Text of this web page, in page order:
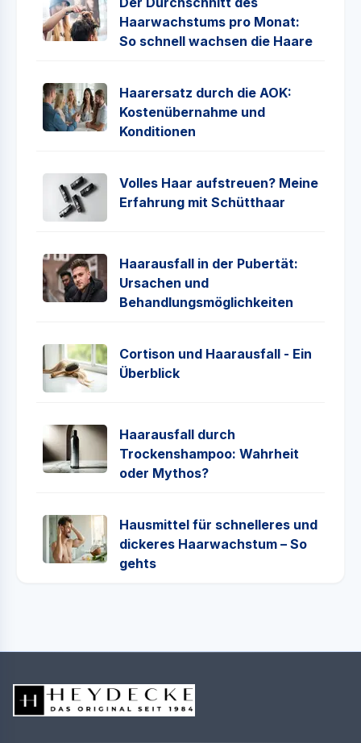
Haarwachstums pro Monat:
So schnell wachsen die Haare
Haarersatz durch die AOK:
Kostenübernahme und
Konditionen
Volles Haar aufstreuen? Meine
Erfahrung mit Schütthaar
Haarausfall in der Pubertät:
Ursachen und
Behandlungsmöglichkeiten
Cortison und Haarausfall - Ein
Überblick
Haarausfall durch
Trockenshampoo: Wahrheit
oder Mythos?
Hausmittel für schnelleres und
dickeres Haarwachstum – So
gehts